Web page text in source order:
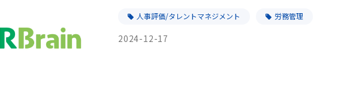
人事評価/タレントマネジメント 労務管理
2024-12-17